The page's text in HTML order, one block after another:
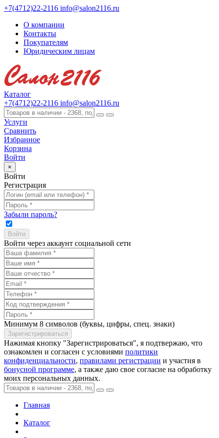
+7(4712)22-2116 info@salon2116.ru
О компании
Контакты
Покупателям
Юридическим лицам
Каталог
+7(4712)22-2116 info@salon2116.ru
Услуги
Сравнить
Избранное
Корзина
Войти
×
Войти
Регистрация
Забыли пароль?
Войти через аккаунт социальной сети
Минимум 8 символов (буквы, цифры, спец. знаки)
Нажимая кнопку "Зарегистрироваться", я подтвержаю, что
ознакомлен и согласен с условиями политики
конфиденциальности, правилами регистрации и участия в
бонусной программе, а также даю свое согласие на обработку
моих персональных данных.
Главная
Каталог